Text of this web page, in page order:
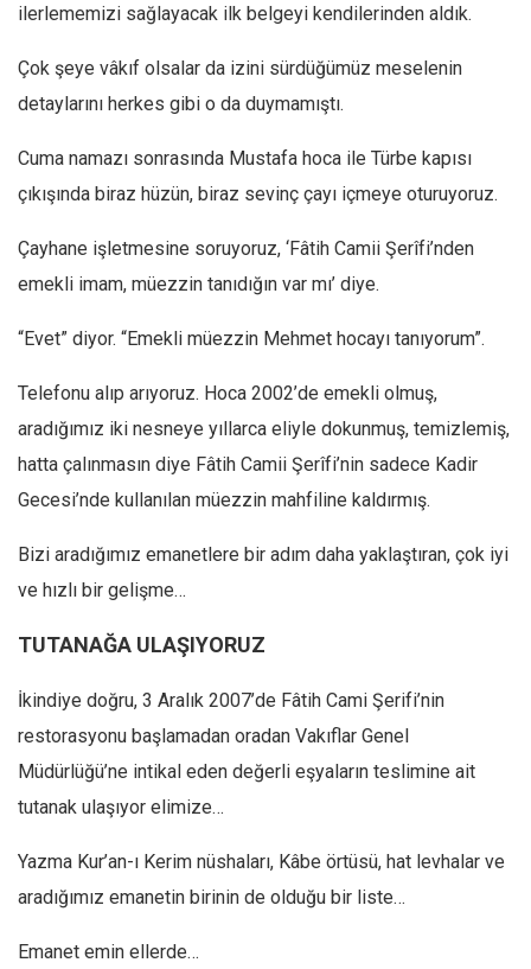
Amina S. Jenenkovic
Bağdagül Öz
Esra Elönü
Kategoriler
Kitap
Karisi kitap sualleri
7 soruda bu hafta
Ekonomi
Spor
Manzara
Sağlık
Türkiye
Siyaset
Dünya
Avrupa
Asya
Afrika
ilerlememizi sağlayacak ilk belgeyi kendilerinden aldık.
Çok şeye vâkıf olsalar da izini sürdüğümüz meselenin
detaylarını herkes gibi o da duymamıştı.
Cuma namazı sonrasında Mustafa hoca ile Türbe kapısı
çıkışında biraz hüzün, biraz sevinç çayı içmeye oturuyoruz.
Çayhane işletmesine soruyoruz, ‘Fâtih Camii Şerîfi’nden
emekli imam, müezzin tanıdığın var mı’ diye.
“Evet” diyor. “Emekli müezzin Mehmet hocayı tanıyorum”.
Telefonu alıp arıyoruz. Hoca 2002’de emekli olmuş,
aradığımız iki nesneye yıllarca eliyle dokunmuş, temizlemiş,
hatta çalınmasın diye Fâtih Camii Şerîfi’nin sadece Kadir
Gecesi’nde kullanılan müezzin mahfiline kaldırmış.
Bizi aradığımız emanetlere bir adım daha yaklaştıran, çok iyi
ve hızlı bir gelişme…
TUTANAĞA ULAŞIYORUZ
İkindiye doğru, 3 Aralık 2007’de Fâtih Cami Şerifi’nin
restorasyonu başlamadan oradan Vakıflar Genel
Müdürlüğü’ne intikal eden değerli eşyaların teslimine ait
tutanak ulaşıyor elimize…
Yazma Kur’an-ı Kerim nüshaları, Kâbe örtüsü, hat levhalar ve
aradığımız emanetin birinin de olduğu bir liste…
Emanet emin ellerde…